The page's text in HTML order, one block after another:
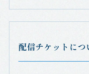
配信チケットにつ